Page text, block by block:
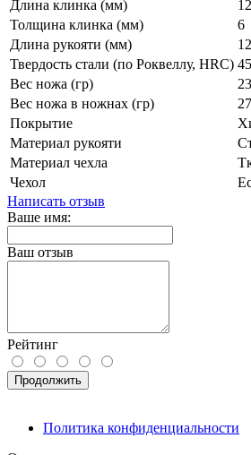
Длина клинка (мм)
Толщина клинка (мм)
6
Длина рукояти (мм)
Твердость стали (по Роквеллу, HRC) 45
Вес ножа (гр)
Вес ножа в ножнах (гр)
Покрытие
Материал рукояти
Материал чехла
Чехол
Написать отзыв
Ваше имя:
Ваш отзыв
Рейтинг
Продолжить
Политика конфиденциальности